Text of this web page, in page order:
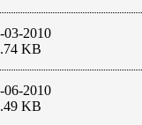
03-2010
KB
06-2010
KB